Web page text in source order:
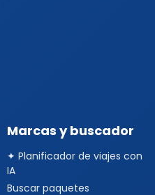
Marcas y buscador
✦ Planificador de viajes con
IA
Buscar paquetes